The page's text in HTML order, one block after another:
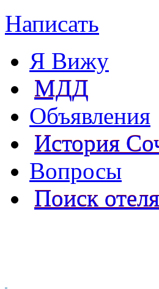
Написать
Я Вижу
МДД
Объявления
История
Вопросы
Поиск отеля